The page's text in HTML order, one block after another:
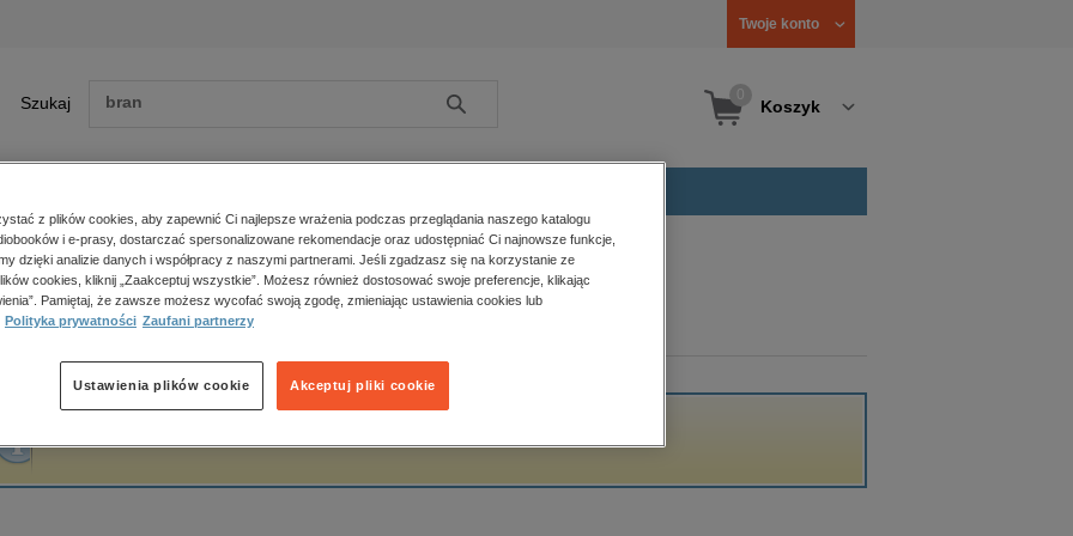
Twoje konto
Szukaj Szukaj Koszyk
Zobacz wszystkie E-prasa
polityka, społeczno-informacyjne
psychologiczne
popularno-naukowe
historia
główna Iwona Kaliszewska
Kaliszewska
z plików cookies, aby zapewnić Ci najlepsze wrażenia podczas przeglądania naszego katalogu
i e-prasy, dostarczać spersonalizowane rekomendacje oraz udostępniać Ci najnowsze funkcje,
dzięki analizie danych i współpracy z naszymi partnerami. Jeśli zgadzasz się na korzystanie ze
cookies, kliknij „Zaakceptuj wszystkie”. Możesz również dostosować swoje preferencje, klikając
Pamiętaj, że zawsze możesz wycofać swoją zgodę, zmieniając ustawienia cookies lub
Polityka prywatności Zaufani partnerzy
Akceptuj pliki cookie
Ustawienia plików cookie